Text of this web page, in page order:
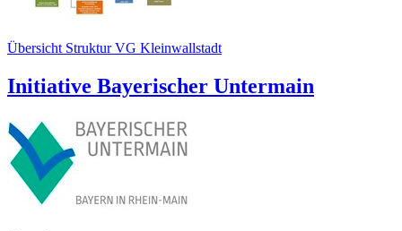
Übersicht Struktur VG Kleinwallstadt
Initiative Bayerischer Untermain